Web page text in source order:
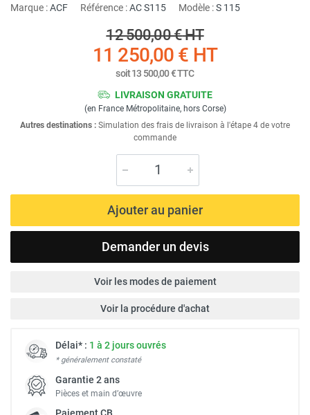
Marque :ACF Référence :AC S115 Modèle :S 115
12 500,00 €HT
11 250,00 € HT
soit13 500,00 €TTC
LIVRAISON GRATUITE
(en France Métropolitaine, hors Corse)
Autres destinations : Simulation des frais de livraison à l'étape 4 de votre
commande
Ajouter au panier
Demander un devis
Voir les modes de paiement
Voir la procédure d'achat
Délai* : 1 à 2 jours ouvrés
* généralement constaté
Garantie 2 ans
Pièces et main d’œuvre
PaiementCB